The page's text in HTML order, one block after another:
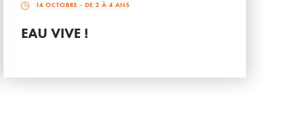
14 OCTOBRE - DE 2 À 4 ANS
EAU VIVE !